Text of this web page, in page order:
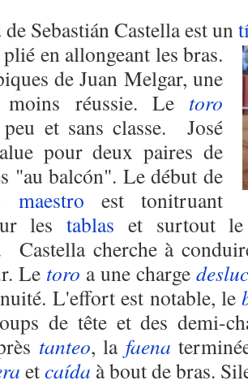
Sebastián Castella est un
en allongeant les bras.
de Juan Melgar, une
moins réussie. Le toro
et sans classe. José
pour deux paires de
"au balcón". Le début de
maestro est tonitruant
lestablas et surtout
Castella cherche à
Le toro a une charge
L'effort est notable, le
de tête et des demi-
tanteo, la faena
etcaída à bout de bras.